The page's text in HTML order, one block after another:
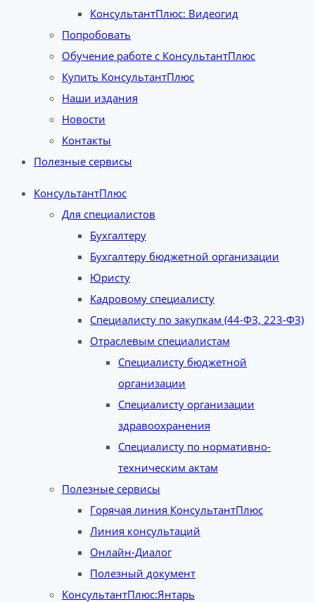
КонсультантПлюс: Видеогид
Попробовать
Обучение работе с КонсультантПлюс
Купить КонсультантПлюс
Наши издания
Новости
Контакты
Полезные сервисы
КонсультантПлюс
Для специалистов
Бухгалтеру
Бухгалтеру бюджетной организации
Юристу
Кадровому специалисту
Специалисту по закупкам (44-ФЗ, 223-ФЗ)
Отраслевым специалистам
Специалисту бюджетной
организации
Специалисту организации
здравоохранения
Специалисту по нормативно-
техническим актам
Полезные сервисы
Горячая линия КонсультантПлюс
Линия консультаций
Онлайн-Диалог
Полезный документ
КонсультантПлюс:Янтарь